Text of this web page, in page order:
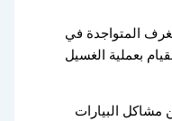
المتواجدة في
بعملية الغسيل
البيارات